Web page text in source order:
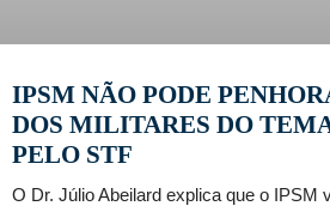
IPSM NÃO PODE
DOS MILITARES DO
PELO STF
O Dr. Júlio Abeilard explica que o IPSM